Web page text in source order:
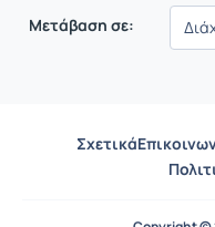
Μετάβαση σε:
Σχετικά